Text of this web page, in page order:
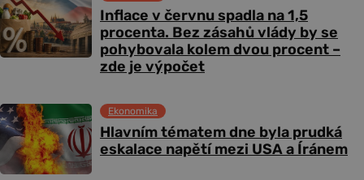
Inflace v červnu spadla na 1,5
procenta. Bez zásahů vlády by se
pohybovala kolem dvou procent –
zde je výpočet
Hlavním tématem dne byla prudká
eskalace napětí mezi USA a Íránem
Ekonomika